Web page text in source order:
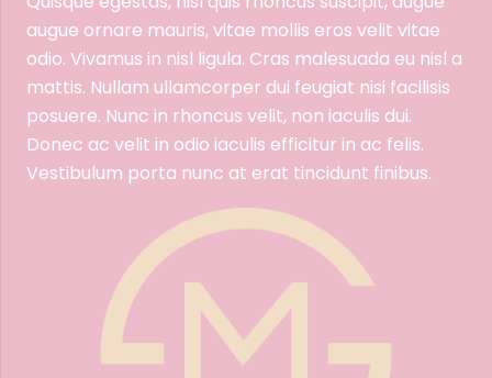
augue ornare mauris, vitae mollis eros velit vitae
odio. Vivamus in nisl ligula. Cras malesuada eu nisl a
mattis. Nullam ullamcorper dui feugiat nisi facilisis
posuere. Nunc in rhoncus velit, non iaculis dui.
Donec ac velit in odio iaculis efficitur in ac felis.
Vestibulum porta nunc at erat tincidunt finibus.